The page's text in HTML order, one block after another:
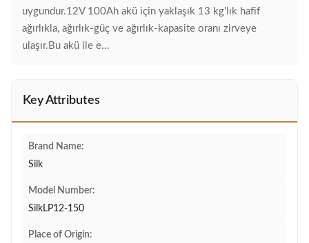
uygundur.12V 100Ah akü için yaklaşık 13 kg'lık hafif
ağırlıkla, ağırlık-güç ve ağırlık-kapasite oranı zirveye
ulaşır.Bu akü ile e...
Key Attributes
Brand Name:
Silk
Model Number:
SilkLP12-150
Place of Origin: